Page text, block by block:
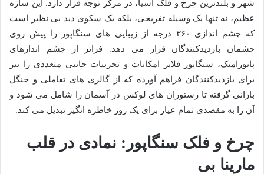
شهر و بلندترین چرخ و فلک آسیا، در مرکز توجه قرار دارد. این سازه
عظیم، نه تنها یک وسیله تفریحی، بلکه یک سکوی دید بی نظیر است
که چشم اندازی ۳۶۰ درجه از زیبایی های سنگاپور را پیش روی
چشمان بازدیدکنندگان قرار می دهد. فراتر از چشم اندازهای
پانورامیک، سنگاپور فلایر امکانات و تجربیات جانبی متعددی را نیز
برای بازدیدکنندگان فراهم آورده که از گالری های تعاملی و جنگل
بارانی گرفته تا رستوران های لوکس در آسمان را شامل می شود و
آن را به مقصدی تمام عیار برای یک روز خاطره انگیز تبدیل می کند.
چرخ و فلک سنگاپور: نمادی در قلب
مارینا بی